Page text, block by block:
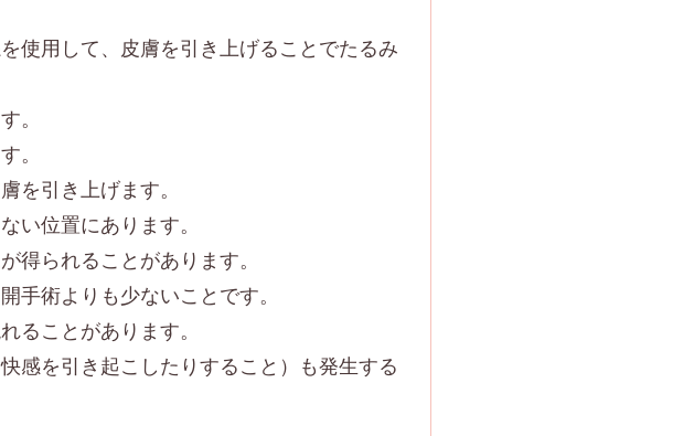
使用して、皮膚を引き上げることでたるみ
。
。
を引き上げます。
い位置にあります。
得られることがあります。
手術よりも少ないことです。
ることがあります。
感を引き起こしたりすること）も発生する